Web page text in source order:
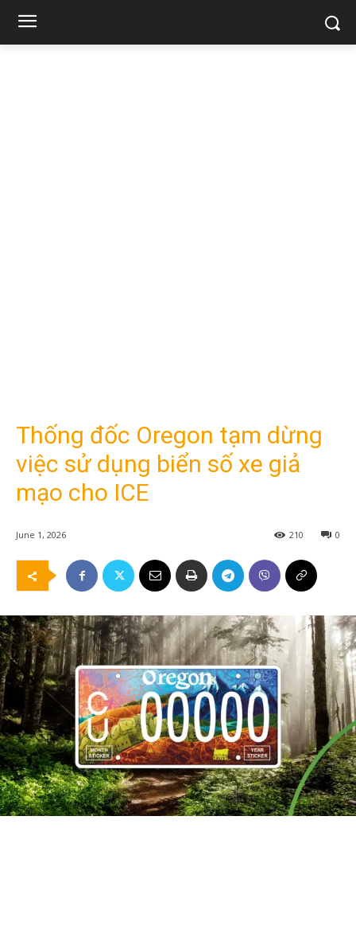
Thống đốc Oregon tạm dừng
việc sử dụng biển số xe giả
mạo cho ICE
June 1, 2026 0
210